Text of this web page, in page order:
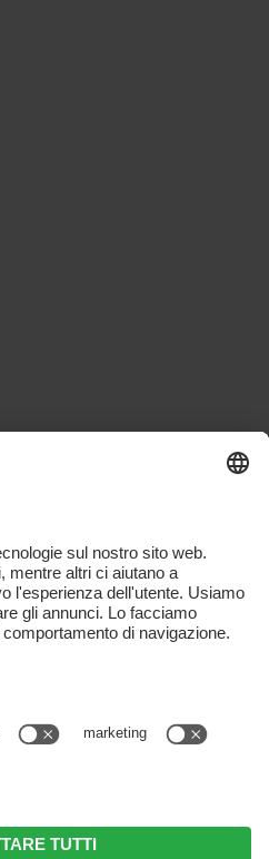
– completo, ispirante e
errori. Non possiamo garantire
tutte le informazioni. Si consiglia di